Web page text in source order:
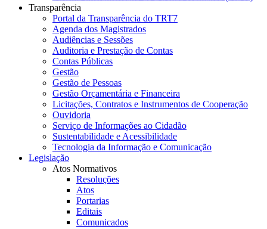
Transparência
Portal da Transparência do TRT7
Agenda dos Magistrados
Audiências e Sessões
Auditoria e Prestação de Contas
Contas Públicas
Gestão
Gestão de Pessoas
Gestão Orçamentária e Financeira
Licitações, Contratos e Instrumentos de Cooperação
Ouvidoria
Serviço de Informações ao Cidadão
Sustentabilidade e Acessibilidade
Tecnologia da Informação e Comunicação
Legislação
Atos Normativos
Resoluções
Atos
Portarias
Editais
Comunicados